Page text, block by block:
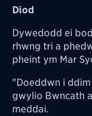
Diod
Dywedodd ei
rhwng tri a
pheint ym Mar
"Doeddwn i
gwylio Bwncath
meddai.